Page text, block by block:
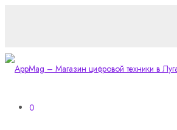
0